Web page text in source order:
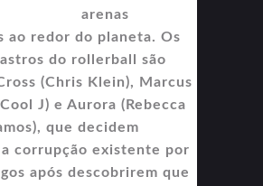
arenas
ao redor do planeta. Os
do rollerball são
(Chris Klein), Marcus
J) e Aurora (Rebecca
que decidem
corrupção existente por
após descobrirem que